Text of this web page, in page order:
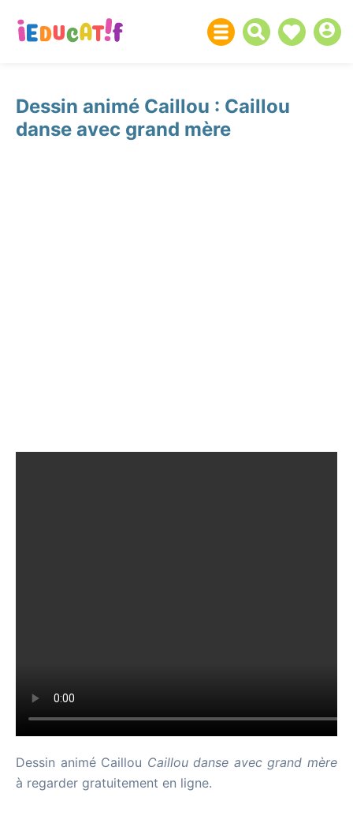
Dessin animé Caillou : Caillou
danse avec grand mère
Dessin animé Caillou Caillou danse avec grand mère
à regarder gratuitement en ligne.